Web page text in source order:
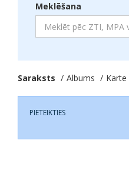
Meklēšana
Saraksts Albums Karte
PIETEIKTIES